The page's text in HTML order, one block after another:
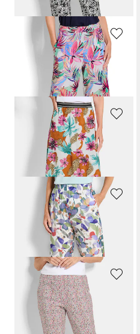
119,00 CHF159,00 CHF
GOLDNER
119,00 CHF169,00 CHF
GOLDNER
Weite Hose VERA mit Schlupfbund
159,00 CHF169,00 CHF
GOLDNER
119,00 CHF159,00 CHF